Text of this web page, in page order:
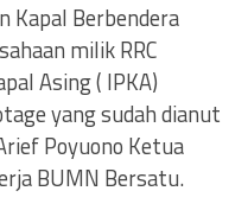
Kapal Berbendera
milik RRC
Asing ( IPKA)
yang sudah dianut
Poyuono Ketua
BUMN Bersatu.